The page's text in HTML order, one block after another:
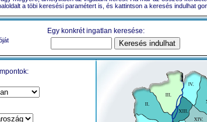
a töbi keresési paramétert is, és kattintson a keresés indulhat
Egy konkrét ingatlan keresése: